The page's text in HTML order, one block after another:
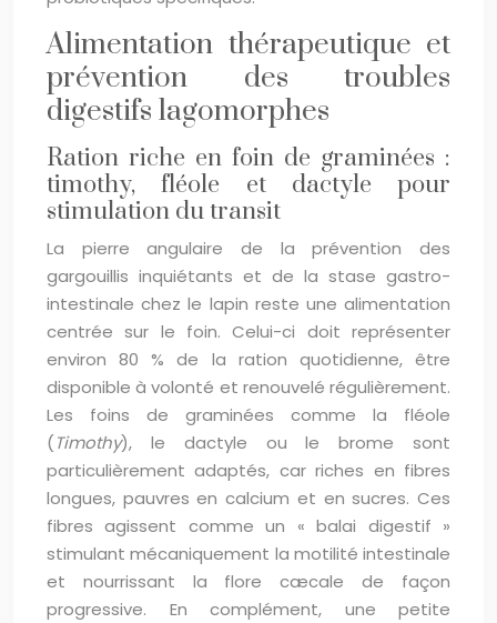
Alimentation thérapeutique et
prévention des troubles
digestifs lagomorphes
Ration riche en foin de graminées :
timothy, fléole et dactyle pour
stimulation du transit
La pierre angulaire de la prévention des
gargouillis inquiétants et de la stase gastro-
intestinale chez le lapin reste une alimentation
centrée sur le foin. Celui-ci doit représenter
environ 80 % de la ration quotidienne, être
disponible à volonté et renouvelé régulièrement.
Les foins de graminées comme la fléole
(Timothy), le dactyle ou le brome sont
particulièrement adaptés, car riches en fibres
longues, pauvres en calcium et en sucres. Ces
fibres agissent comme un « balai digestif »
stimulant mécaniquement la motilité intestinale
et nourrissant la flore cæcale de façon
progressive. En complément, une petite